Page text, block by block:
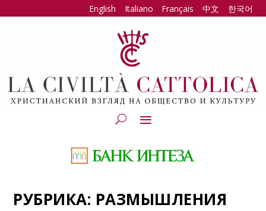
English Italiano Français 中文 한국어
РУБРИКА: РАЗМЫШЛЕНИЯ